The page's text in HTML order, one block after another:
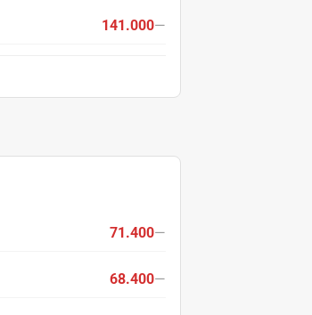
141.000—
71.400—
68.400—